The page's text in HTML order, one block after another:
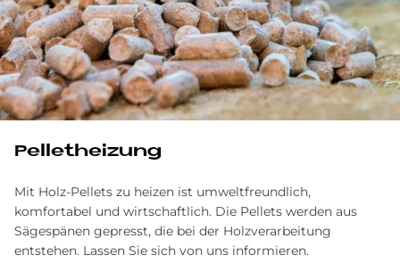
Pel­let­hei­zung
Mit Holz-Pellets zu heizen ist umweltfreundlich,
komfortabel und wirtschaftlich. Die Pellets werden aus
Sägespänen gepresst, die bei der Holzverarbeitung
entstehen. Lassen Sie sich von uns informieren.